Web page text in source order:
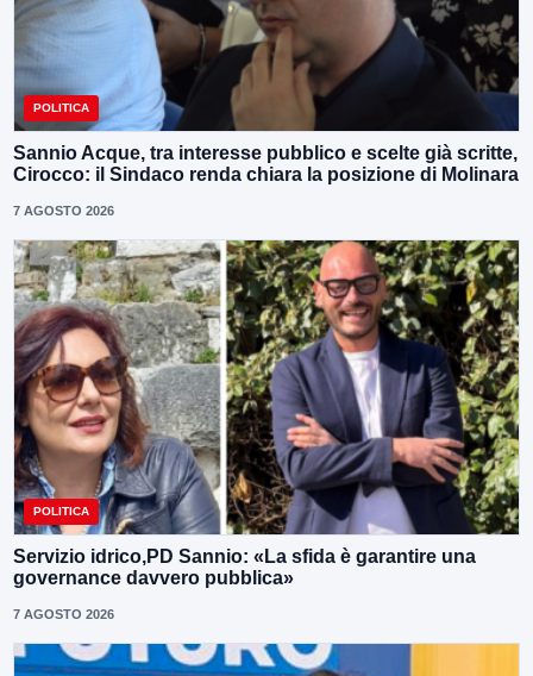
POLITICA
Sannio Acque, tra interesse pubblico e scelte già scritte,
Cirocco: il Sindaco renda chiara la posizione di Molinara
7 AGOSTO 2026
POLITICA
Servizio idrico,PD Sannio: «La sfida è garantire una
governance davvero pubblica»
7 AGOSTO 2026